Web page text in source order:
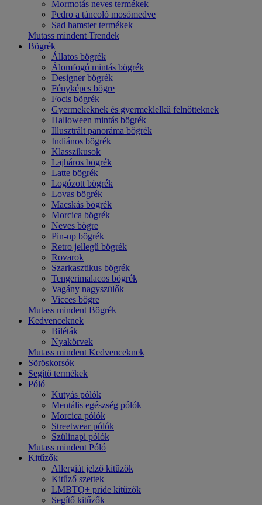
Mormotás neves termékek
Pedro a táncoló mosómedve
Sad hamster termékek
Mutass mindent Trendek
Bögrék
Állatos bögrék
Álomfogó mintás bögrék
Designer bögrék
Fényképes bögre
Focis bögrék
Gyermekeknek és gyermeklelkű felnőtteknek
Halloween mintás bögrék
Illusztrált panoráma bögrék
Indiános bögrék
Klasszikusok
Lajháros bögrék
Latte bögrék
Logózott bögrék
Lovas bögrék
Macskás bögrék
Morcica bögrék
Neves bögre
Pin-up bögrék
Retro jellegű bögrék
Rovarok
Szarkasztikus bögrék
Tengerimalacos bögrék
Vagány nagyszülők
Vicces bögre
Mutass mindent Bögrék
Kedvenceknek
Biléták
Nyakörvek
Mutass mindent Kedvenceknek
Söröskorsók
Segítő termékek
Póló
Kutyás pólók
Mentális egészség pólók
Morcica pólók
Streetwear pólók
Szülinapi pólók
Mutass mindent Póló
Kitűzők
Allergiát jelző kitűzők
Kitűző szettek
LMBTQ+ pride kitűzők
Segítő kitűzők